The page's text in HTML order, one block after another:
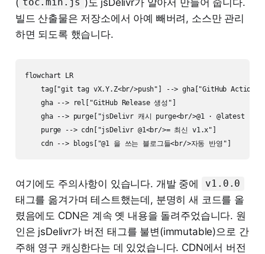
toc.min.js
빌드 산출물은 저장소에서 아예 빼버려, 소스만 관리
하면 되도록 했습니다.
flowchart LR
tag["git tag vX.Y.Z<br/>push"] --> gha["GitHub
    gha --> rel["GitHub Release 생성"]
gha --> purge["jsDelivr 캐시 purge<br/>@1 · @latest · 해
    purge --> cdn["jsDelivr @1<br/>= 최신 v1.x"]
여기에도 주의사항이 있습니다. 개발 중에 v1.0.0
태그를 옮겨가며 테스트했는데, 분명히 새 코드를 올
렸음에도 CDN은 계속 옛 내용을 돌려주었습니다. 원
인은 jsDelivr가 버전 태그를 불변(immutable)으로 간
주해 영구 캐싱한다는 데 있었습니다. CDN에서 버전